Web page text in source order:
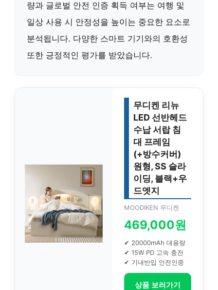
량과 글로벌 안전 인증 획득 여부는 여행 및
일상 사용 시 안정성을 높이는 중요한 요소로
분석됩니다. 다양한 스마트 기기와의 호환성
또한 긍정적인 평가를 받았습니다.
무디켄 리뉴
LED 선반헤드
수납 서랍 침
대 프레임
(+방수커버)
원형, SS 슬라
이딩, 블랙+우
드엣지
MOODIKEN 무디켄
469,000원
✔ 20000mAh 대용량
✔ 15W PD 고속 충전
✔ 기내반입 안전인증
상품 보러가기